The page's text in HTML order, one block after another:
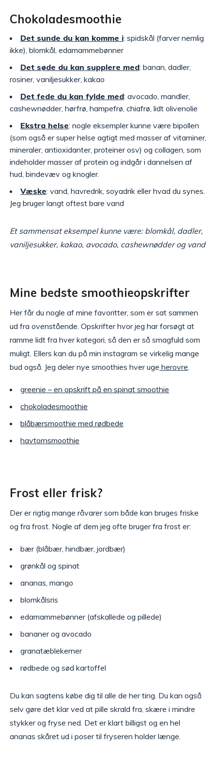
Chokoladesmoothie
Det sunde du kan komme i: spidskål (farver nemlig
ikke), blomkål, edamammebønner
Det søde du kan supplere med: banan, dadler,
rosiner, vaniljesukker, kakao
Det fede du kan fylde med: avocado, mandler,
cashewnødder, hørfrø, hampefrø, chiafrø, lidt olivenolie
Ekstra helse: nogle eksempler kunne være bipollen
(som også er super helse agtigt med masser af vitaminer,
mineraler, antioxidanter, proteiner osv) og collagen, som
indeholder masser af protein og indgår i dannelsen af
hud, bindevæv og knogler.
Væske: vand, havredrik, soyadrik eller hvad du synes.
Jeg bruger langt oftest bare vand
Et sammensat eksempel kunne være: blomkål, dadler,
vaniljesukker, kakao, avocado, cashewnødder og vand
Mine bedste smoothieopskrifter
Her får du nogle af mine favoritter, som er sat sammen
ud fra ovenstående. Opskrifter hvor jeg har forsøgt at
ramme lidt fra hver kategori, så den er så smagfuld som
muligt. Ellers kan du på min instagram se virkelig mange
bud også. Jeg deler nye smoothies hver uge herovre.
greenie – en opskrift på en spinat smoothie
chokoladesmoothie
blåbærsmoothie med rødbede
havtornsmoothie
Frost eller frisk?
Der er rigtig mange råvarer som både kan bruges friske
og fra frost. Nogle af dem jeg ofte bruger fra frost er:
bær (blåbær, hindbær, jordbær)
grønkål og spinat
ananas, mango
blomkålsris
edamammebønner (afskallede og pillede)
bananer og avocado
granatæblekerner
rødbede og sød kartoffel
Du kan sagtens købe dig til alle de her ting. Du kan også
selv gøre det klar ved at pille skrald fra, skære i mindre
stykker og fryse ned. Det er klart billigst og en hel
ananas skåret ud i poser til fryseren holder længe.